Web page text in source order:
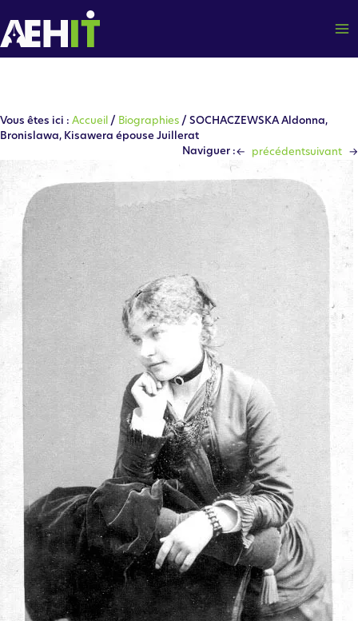
au
contenu
Vous êtes ici : Accueil / Biographies / SOCHACZEWSKA Aldonna,
Bronislawa, Kisawera épouse Juillerat
Naviguer :← précédentsuivant →